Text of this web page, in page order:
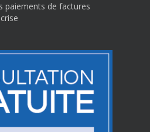
paiements de factures